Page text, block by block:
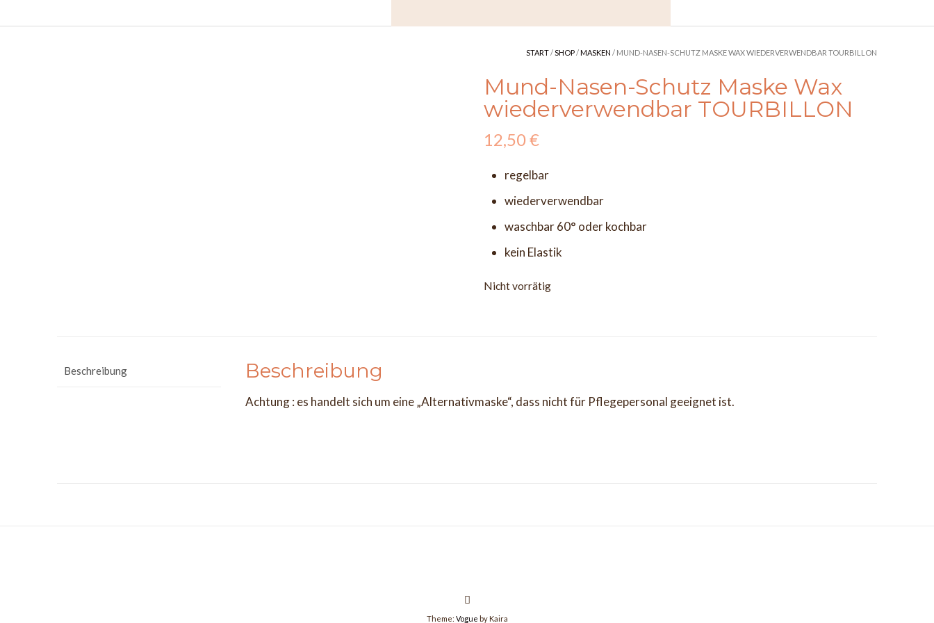
START/SHOP/MASKEN / MUND-NASEN-SCHUTZ MASKE WAX WIEDERVERWENDBAR TOURBILLON
Mund-Nasen-Schutz Maske Wax
wiederverwendbar TOURBILLON
12,50€
regelbar
wiederverwendbar
waschbar 60° oder kochbar
kein Elastik
Nicht vorrätig
Beschreibung Beschreibung
Achtung : es handelt sich um eine „Alternativmaske“, dass nicht für Pflegepersonal geeignet ist.
Theme: Vogue by Kaira